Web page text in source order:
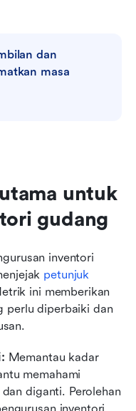
dan
masa
untuk
gudang
inventori
petunjuk
ini memberikan
perlu diperbaiki dan
Memantau kadar
memahami
diganti. Perolehan
inventori